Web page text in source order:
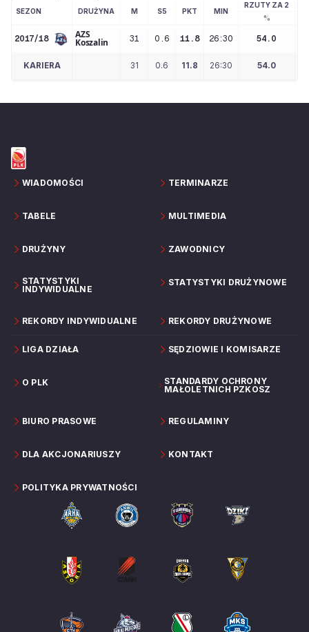
SEZON DRUŻYNA M S5 PKT MIN
RZUTY ZA 2
%
2017/18 AZS
Koszalin 31 0.6 11.8 26:30 54.0
KARIERA 31 0.6 11.8 26:30 54.0
WIADOMOŚCI TERMINARZE
TABELE MULTIMEDIA
DRUŻYNY ZAWODNICY
STATYSTYKI
INDYWIDUALNE
STATYSTYKI DRUŻYNOWE
REKORDY INDYWIDUALNE REKORDY DRUŻYNOWE
LIGA DZIAŁA SĘDZIOWIE I KOMISARZE
O PLK
STANDARDY OCHRONY
MAŁOLETNICH PZKOSZ
BIURO PRASOWE REGULAMINY
DLA AKCJONARIUSZY KONTAKT
POLITYKA PRYWATNOŚCI